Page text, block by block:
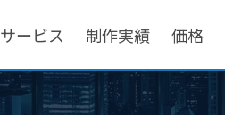
サービス 制作実績 価格